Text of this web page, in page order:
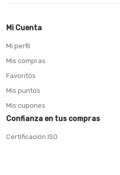
Mi Cuenta
Mi perfil
Mis compras
Favoritos
Mis puntos
Mis cupones
Confianza en tus compras
Certificación ISO